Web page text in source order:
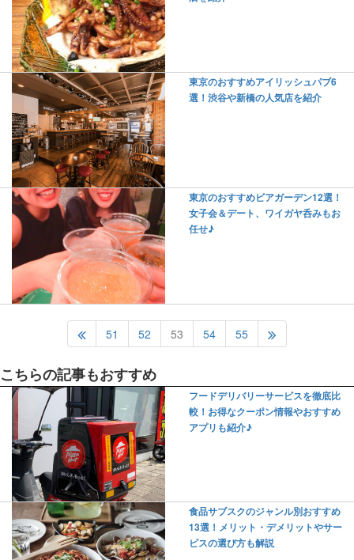
東京のおすすめアイリッシュパブ6
選！渋谷や新橋の人気店を紹介
東京のおすすめビアガーデン12選！
女子会＆デート、ワイガヤ呑みもお
任せ♪
51 52 53 54 55
こちらの記事もおすすめ
フードデリバリーサービスを徹底比
較！お得なクーポン情報やおすすめ
アプリも紹介♪
食品サブスクのジャンル別おすすめ
13選！メリット・デメリットやサー
ビスの選び方も解説